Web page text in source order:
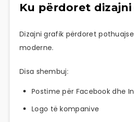
Ku përdoret
Dizajni grafik përdoret
moderne.
Disa shembuj:
Postime për Facebook dhe
Logo të kompanive